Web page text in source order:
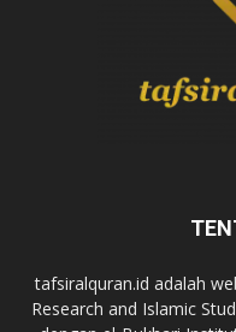
tafsiralquran.id adalah
Research and Islamic